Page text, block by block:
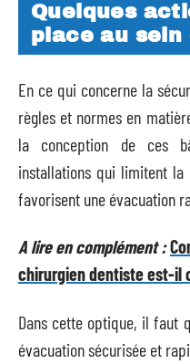
Quelques
place au sein
En ce qui concerne la
règles et normes en
la conception de ces
installations qui limitent
favorisent une évacuation
A lire en complément :
chirurgien dentiste est-il
Dans cette optique, il faut
évacuation sécurisée et